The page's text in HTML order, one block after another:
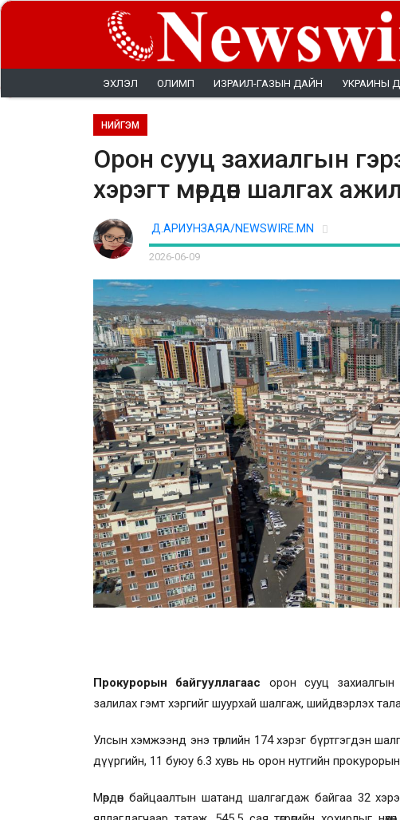
ЭХЛЭЛ ОЛИМП ИЗРАИЛ-ГАЗЫН ДАЙН УКРАИНЫ
НИЙГЭМ
Орон сууц захиалгын
хэрэгт мөрдөн шалгах
Д.АРИУНЗАЯА/NEWSWIRE.MN
2026-06-09
Прокурорын байгууллагаас орон сууц захиалгын
залилах гэмт хэргийг шуурхай шалгаж, шийдвэрлэх
Улсын хэмжээнд энэ төрлийн 174 хэрэг бүртгэгдэн
дүүргийн, 11 буюу 6.3 хувь нь орон нутгийн
Мөрдөн байцаалтын шатанд шалгагдаж байгаа 32